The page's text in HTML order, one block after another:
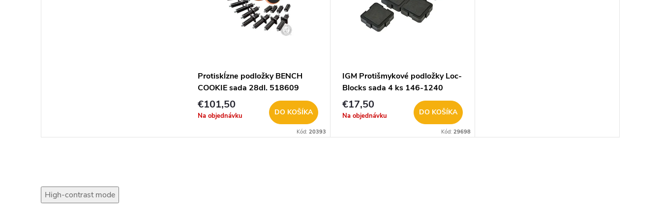
Protiskĺzne podložky BENCH
COOKIE sada 28dl. 518609
€101,50
Na objednávku DO KOŠÍKA
Kód: 20393
IGM Protišmykové podložky Loc-
Blocks sada 4 ks 146-1240
€17,50
Na objednávku DO KOŠÍKA
Kód: 29698
High-contrast mode